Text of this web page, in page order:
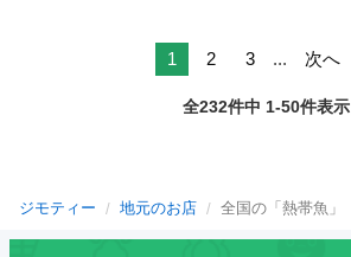
1 2 3 ... 次へ
全232件中 1-50件表示
ジモティー 地元のお店 全国の「熱帯魚」